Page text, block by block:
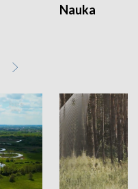
Nauka